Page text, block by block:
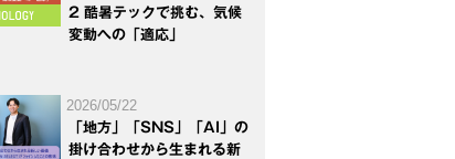
2 酷暑テックで挑む、気候
変動への「適応」
2026/05/22
「地方」「SNS」「AI」の
掛け合わせから生まれる新